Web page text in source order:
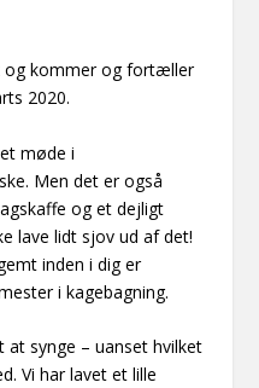
og kommer og fortæller
2020.
møde i
Men det er også
og et dejligt
lave lidt sjov ud af det!
inden i dig er
i kagebagning.
synge – uanset hvilket
Vi har lavet et lille